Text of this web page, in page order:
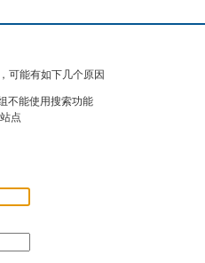
可能有如下几个原因
不能使用搜索功能
点